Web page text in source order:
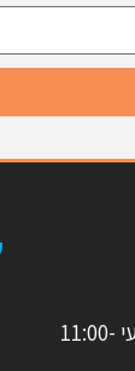
ימים ראשון וחמישי : 9:00-15:00 | ימים שני עד רביעי 11:00-